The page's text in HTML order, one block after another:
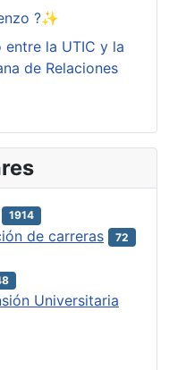
?✨
la UTIC y la
de Relaciones
1914
de carreras 72
Universitaria